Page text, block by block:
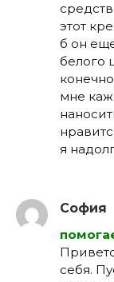
этот
б он
белого
мне
я
София
себя.